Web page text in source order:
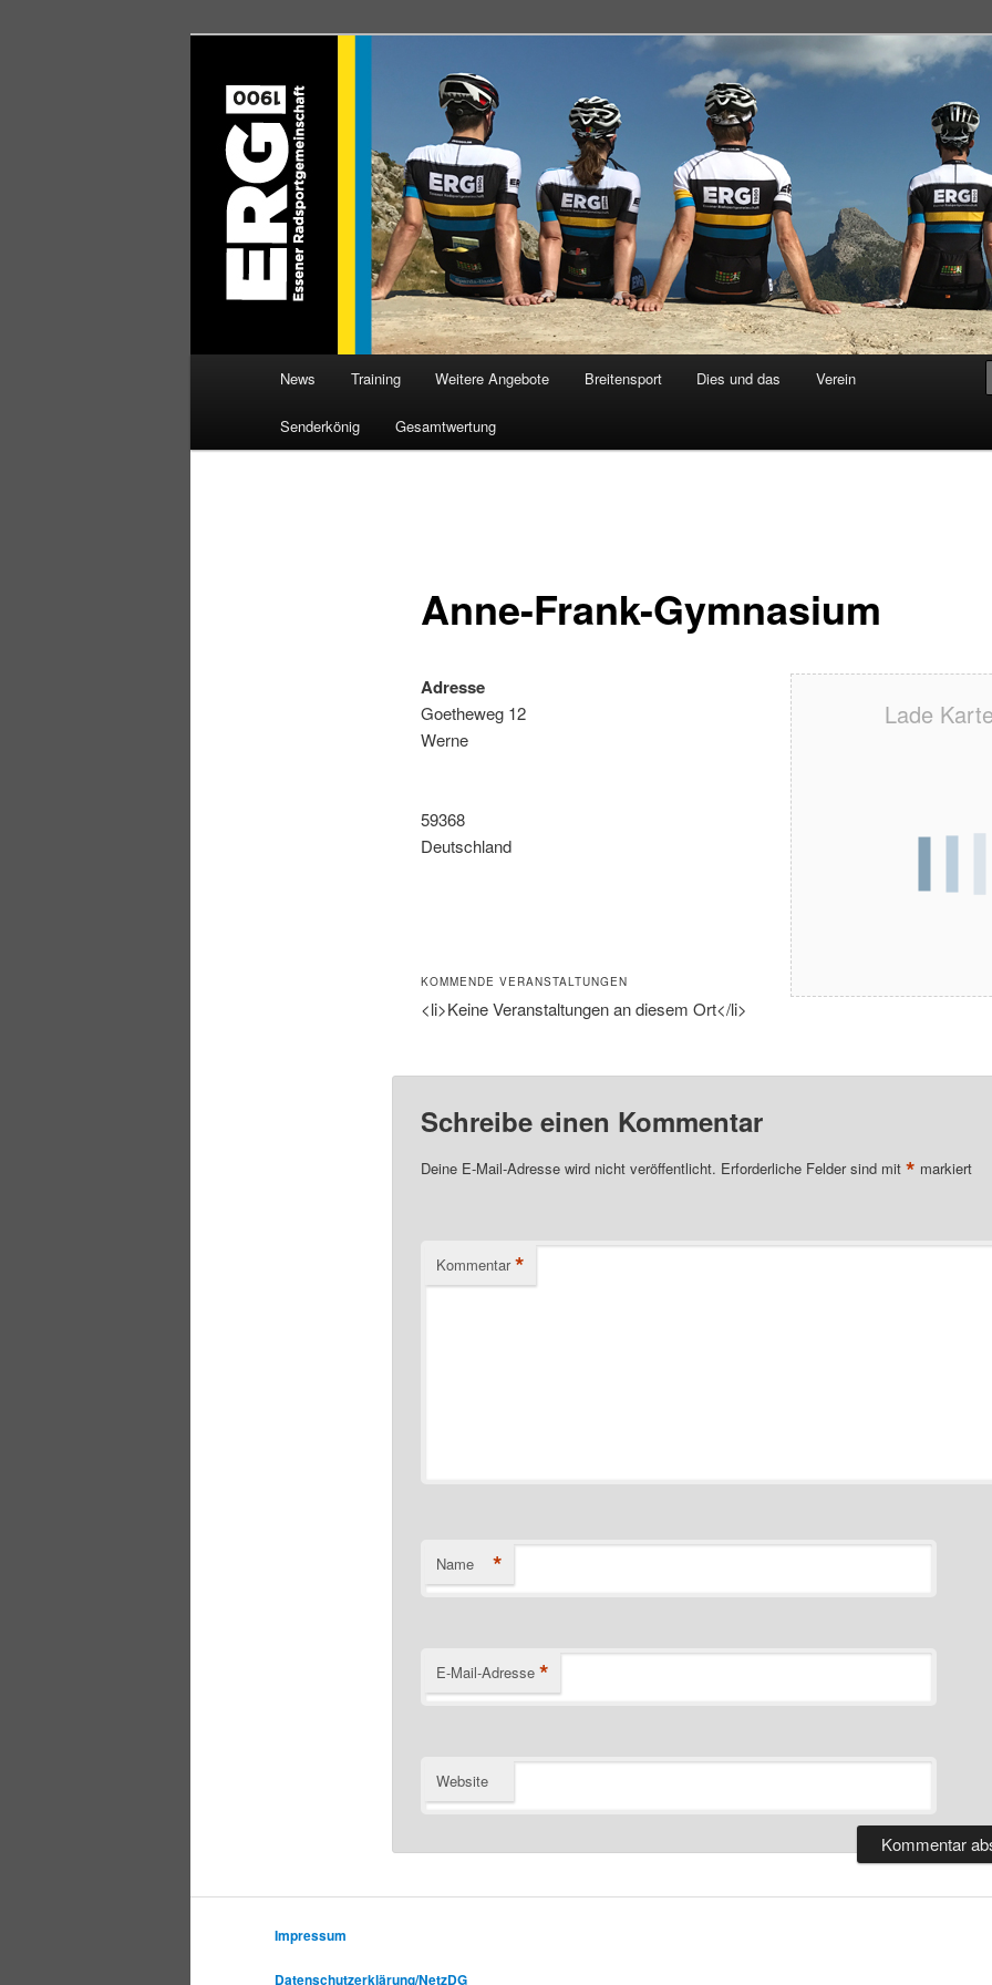
ERG 1900 e.V
News Training Weitere Angebote Breitensport Dies und das Verein
Senderkönig Gesamtwertung
Anne-Frank-Gymnasium
Lade
Adresse
Goetheweg 12
Werne
59368
Deutschland
KOMMENDE VERANSTALTUNGEN
<li>Keine Veranstaltungen an diesem Ort</li>
Schreibe einen Kommentar
Deine E-Mail-Adresse wird nicht veröffentlicht. Erforderliche Felder sind mit * markiert
Kommentar *
Name *
E-Mail-Adresse *
Website
Impressum
Datenschutzerklärung/NetzDG